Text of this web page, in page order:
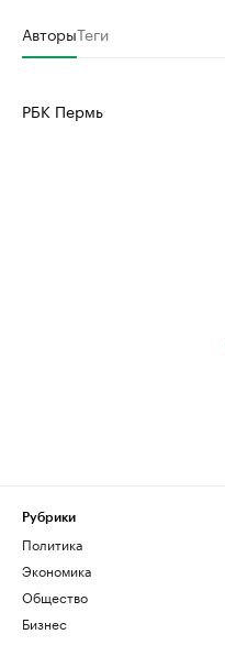
АвторыТеги
РБК Пермь
Рубрики
Политика
Экономика
Общество
Бизнес